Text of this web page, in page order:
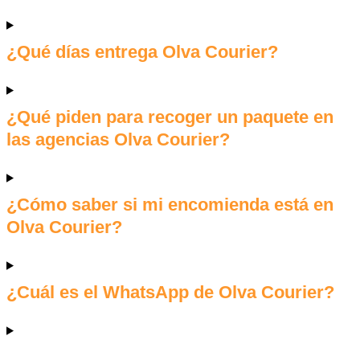
¿Qué días entrega Olva Courier?
¿Qué piden para recoger un paquete en
las agencias Olva Courier?
¿Cómo saber si mi encomienda está en
Olva Courier?
¿Cuál es el WhatsApp de Olva Courier?